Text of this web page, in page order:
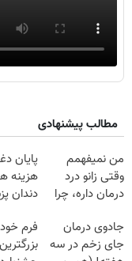
مطالب پیشنهادی
من نمیفهمم
وقتی زانو درد
درمان داره، چرا
تحمل میکنی؟❗
پایان
هزینه
دندان
خانگی
جادوی درمان
جای زخم در سه
فرم
بزرگترین